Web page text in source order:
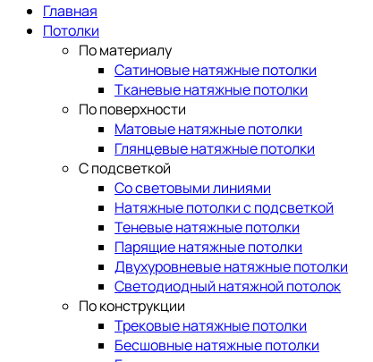
Главная
Потолки
По материалу
Сатиновые натяжные потолки
Тканевые натяжные потолки
По поверхности
Матовые натяжные потолки
Глянцевые натяжные потолки
С подсветкой
Со световыми линиями
Натяжные потолки с подсветкой
Теневые натяжные потолки
Парящие натяжные потолки
Двухуровневые натяжные потолки
Светодиодный натяжной потолок
По конструкции
Трековые натяжные потолки
Бесшовные натяжные потолки